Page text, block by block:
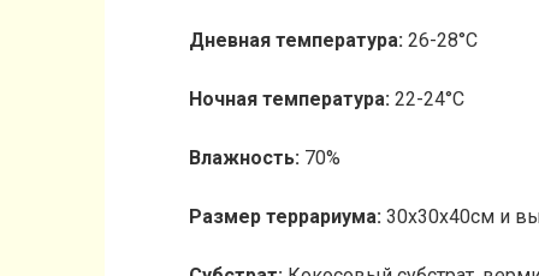
Дневная температура: 26-28°C
Ночная температура: 22-24°C
Влажность: 70%
Размер террариума: 30x30x40cм и